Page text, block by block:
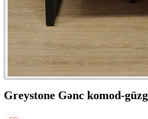
Greystone Gənc komod-